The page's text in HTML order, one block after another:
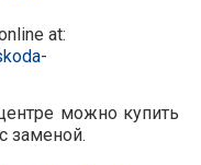
at:
можно купить
заменой.